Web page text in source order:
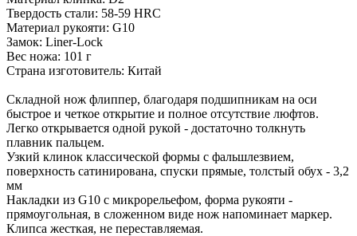
Твердость стали: 58-59 HRC
Материал рукояти: G10
Замок: Liner-Lock
Вес ножа: 101 г
Страна изготовитель: Китай
Складной нож флиппер, благодаря подшипникам на оси
быстрое и четкое открытие и полное отсутствие люфтов.
Легко открывается одной рукой - достаточно толкнуть
плавник пальцем.
Узкий клинок классической формы с фальшлезвием,
поверхность сатинирована, спуски прямые, толстый обух - 3,2
мм
Накладки из G10 с микрорельефом, форма рукояти -
прямоугольная, в сложенном виде нож напоминает маркер.
Клипса жесткая, не переставляемая.